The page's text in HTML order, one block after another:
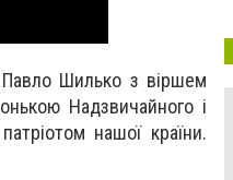
Павло Шилько з віршем
Надзвичайного і
нашої країни.